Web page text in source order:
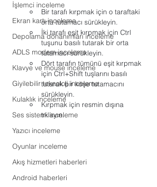
İşlemci inceleme
Ekran kartı inceleme
Depolama donanımları inceleme
ADLS modem inceleme
Klavye ve mouse inceleme
Giyilebilir teknoloji inceleme
Kulaklık inceleme
Ses sistemi inceleme
Yazıcı inceleme
Oyunlar inceleme
Akış hizmetleri haberleri
Android haberleri
Bir tarafı kırpmak için o taraftaki
orta tutamacı sürükleyin.
İki tarafı eşit kırpmak için Ctrl
tuşunu basılı tutarak bir orta
tutamacı sürükleyin.
Dört tarafın tümünü eşit kırpmak
için Ctrl+Shift tuşlarını basılı
tutarak bir köşe tutamacını
sürükleyin.
Kırpmak için resmin dışına
tıklayın.